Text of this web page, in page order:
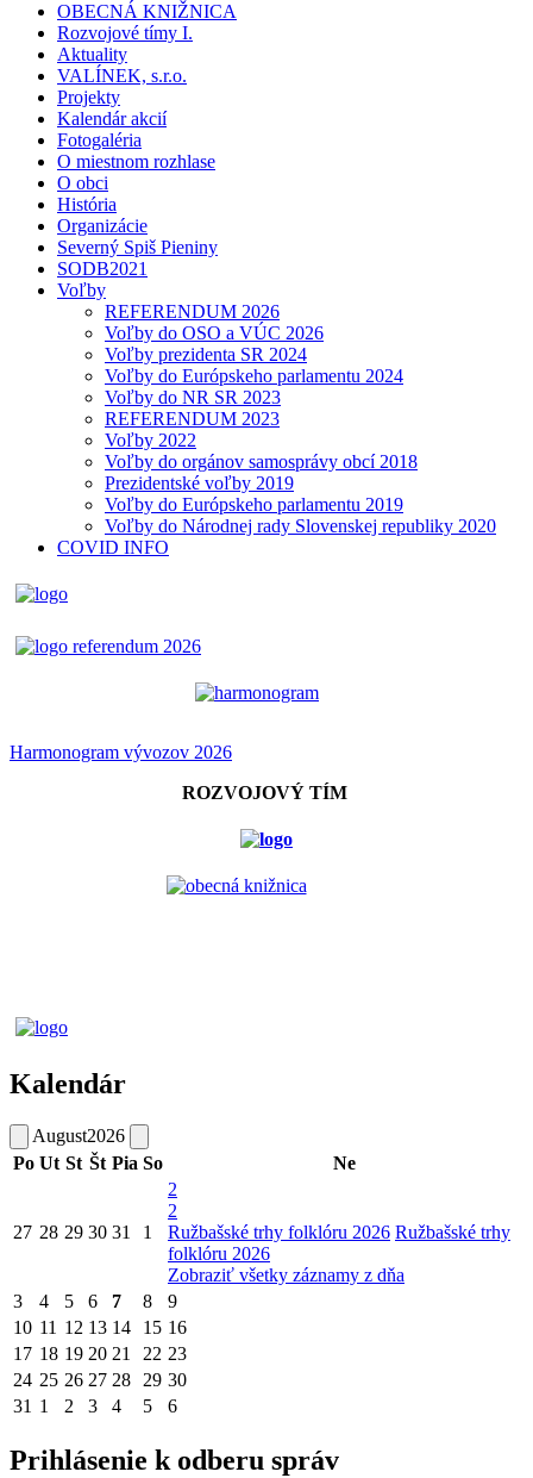
OBECNÁ KNIŽNICA
Rozvojové tímy I.
Aktuality
VALÍNEK, s.r.o.
Projekty
Kalendár akcií
Fotogaléria
O miestnom rozhlase
O obci
História
Organizácie
Severný Spiš Pieniny
SODB2021
Voľby
REFERENDUM 2026
Voľby do OSO a VÚC 2026
Voľby prezidenta SR 2024
Voľby do Európskeho parlamentu 2024
Voľby do NR SR 2023
REFERENDUM 2023
Voľby 2022
Voľby do orgánov samosprávy obcí 2018
Prezidentské voľby 2019
Voľby do Európskeho parlamentu 2019
Voľby do Národnej rady Slovenskej republiky 2020
COVID INFO
Harmonogram vývozov 2026
ROZVOJOVÝ TÍM
Kalendár
August2026
Po Ut St Št Pia So Ne
27 28 29 30 31 1
2
2
Ružbašské trhy folklóru 2026 Ružbašské trhy
folklóru 2026
Zobraziť všetky záznamy z dňa
3
4 5 6 7 8
9
10 11 12 13 14 15 16
17 18 19 20 21 22 23
24 25 26 27 28 29 30
31 1 2 3 4 5 6
Prihlásenie k odberu správ